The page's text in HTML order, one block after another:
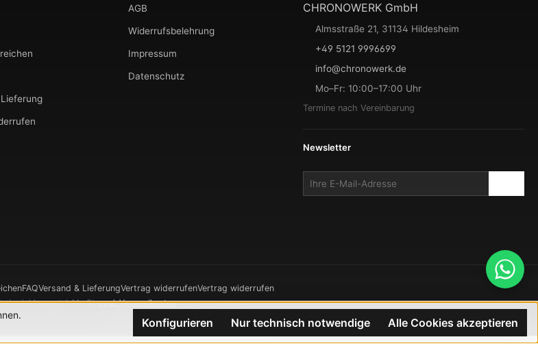
AGB
Widerrufsbelehrung
Impressum
Datenschutz
CHRONOWERK GmbH
Almsstraße 21, 31134 Hildesheim
+49 5121 9996699
info@chronowerk.de
Mo–Fr: 10:00–17:00 Uhr
Termine nach Vereinbarung
Newsletter
FAQVersand & LieferungVertrag widerrufenVertrag widerrufen
inkl. gesetzl. MwSt.zzgl. Versandkosten
Alle Rechte vorbehalten.
Realisierung durch
Nur technisch notwendige
Konfigurieren Alle Cookies akzeptieren